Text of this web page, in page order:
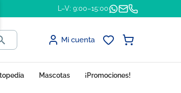
L–V: 9:00–15:00
Mi cuenta
Mascotas ¡Promociones!